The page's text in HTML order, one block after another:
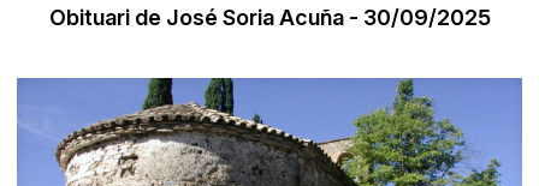
Obituari de José Soria Acuña - 30/09/2025